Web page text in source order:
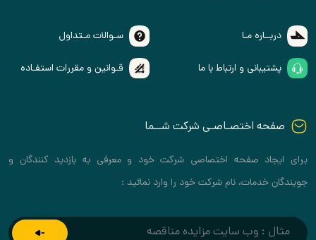
دربــاره مـا سـوالات مـتداول
پشتیبانی و ارتباط با ما قـوانین و مقررات استفـاده
صفحه اختصـاصـی شرکت شــما
برای ایجاد صفحه اختصاصی شرکت خود و معرفی به بازدید کنندگان و
جویندگان خدمات، نام شرکت خود را وارد نمائید :